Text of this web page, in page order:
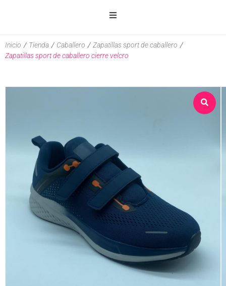
Inicio
Inicio / Tienda / Caballero / Zapatillas sport de caballero /
Zapatillas sport de caballero cierre velcro